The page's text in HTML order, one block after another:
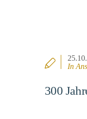
In
300